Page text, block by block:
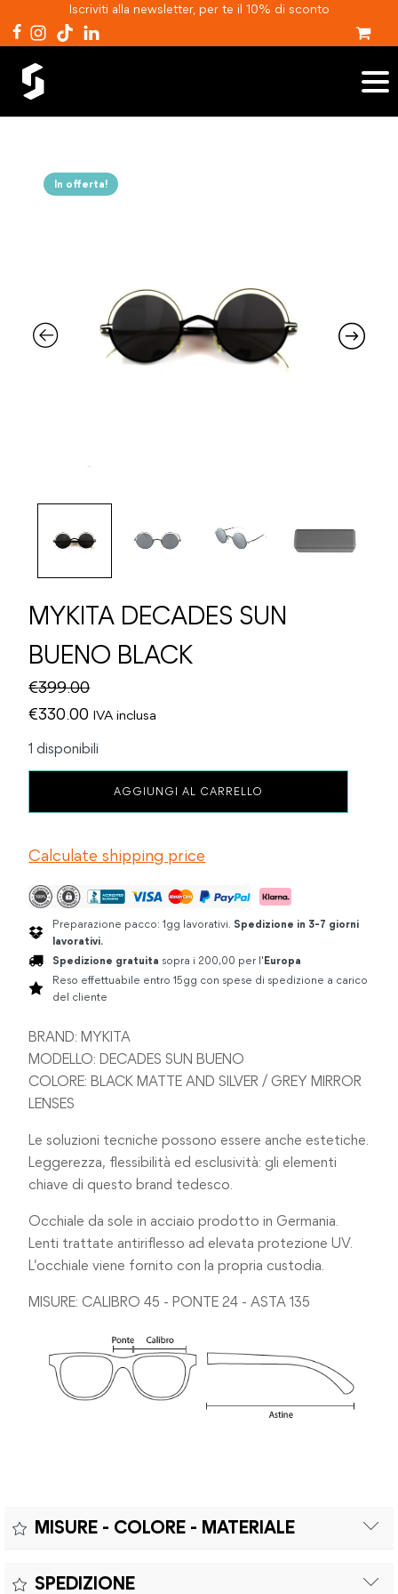
Iscriviti alla newsletter, per te il 10% di sconto
In offerta!
MYKITA DECADES SUN
BUENO BLACK
€399.00
Il
prezzo
originale
€399.00.
€330.00Il
prezzo
attuale
€330.00.
IVA inclusa
1 disponibili
BLACK
AGGIUNGI AL CARRELLO
Calculate shipping price
Preparazione pacco: 1gg lavorativi. Spedizione in 3-7 giorni
lavorativi.
Spedizione gratuita sopra i 200,00 per l'Europa
Reso effettuabile entro 15gg con spese di spedizione a carico
del cliente
BRAND: MYKITA
MODELLO: DECADES SUN BUENO
COLORE: BLACK MATTE AND SILVER / GREY MIRROR
LENSES
Le soluzioni tecniche possono essere anche estetiche.
Leggerezza, flessibilità ed esclusività: gli elementi
chiave di questo brand tedesco.
Occhiale da sole in acciaio prodotto in Germania.
Lenti trattate antiriflesso ad elevata protezione UV.
L’occhiale viene fornito con la propria custodia.
MISURE: CALIBRO 45 - PONTE 24 - ASTA 135
MISURE - COLORE - MATERIALE
SPEDIZIONE